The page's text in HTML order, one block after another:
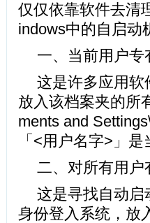
仅仅依靠软件去清
indows中的自启动
一、当前用户专
这是许多应用软
放入该档案夹的所
ments and
「<用户名字>」
二、对所有用户
这是寻找自动启
身份登入系统，